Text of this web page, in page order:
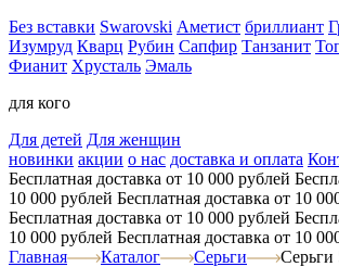
Без вставки Swarovski Аметист бриллиант
Изумруд Кварц Рубин Сапфир Танзанит
Фианит Хрусталь Эмаль
для кого
Для детей Для женщин
новинки акции о нас доставка и оплата
Бесплатная доставка от 10 000 рублей
10 000 рублей Бесплатная доставка от 10
Бесплатная доставка от 10 000 рублей
10 000 рублей Бесплатная доставка от 10
Главная
Каталог Серьги Серьги